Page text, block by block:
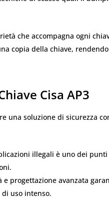
che accompagna ogni
copia della chiave,
Cisa AP3
una soluzione di sicurezza
illegali è uno dei
progettazione avanzata
uso intenso.